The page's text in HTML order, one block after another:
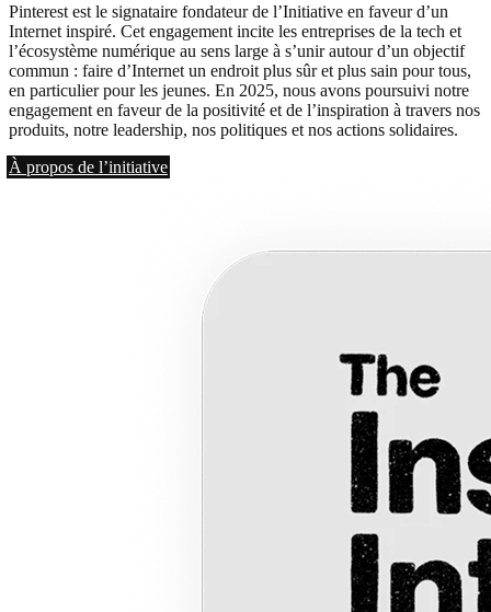
Pinterest est le signataire fondateur de l’Initiative en faveur d’un
Internet inspiré. Cet engagement incite les entreprises de la tech et
l’écosystème numérique au sens large à s’unir autour d’un objectif
commun : faire d’Internet un endroit plus sûr et plus sain pour tous,
en particulier pour les jeunes. En 2025, nous avons poursuivi notre
engagement en faveur de la positivité et de l’inspiration à travers nos
produits, notre leadership, nos politiques et nos actions solidaires.
À propos de l’initiative